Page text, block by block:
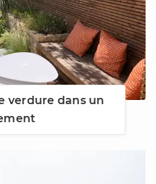
verdure dans un